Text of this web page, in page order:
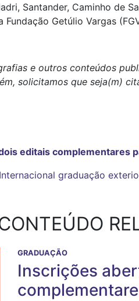
Santander, Caminho de
Getúlio Vargas
e outros conteúdos
solicitamos que seja(m)
editais complementares
graduação
GRADUAÇÃO
Inscrições